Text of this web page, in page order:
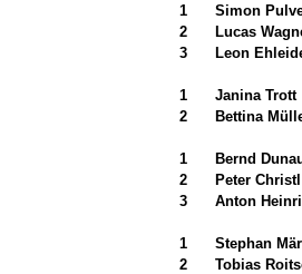
1
Simon
2
Lucas
3
Leon
1
Janina Trott
2
Bettina
1
Bernd
2
Peter Christl
3
Anton
1
Stephan
2
Tobias